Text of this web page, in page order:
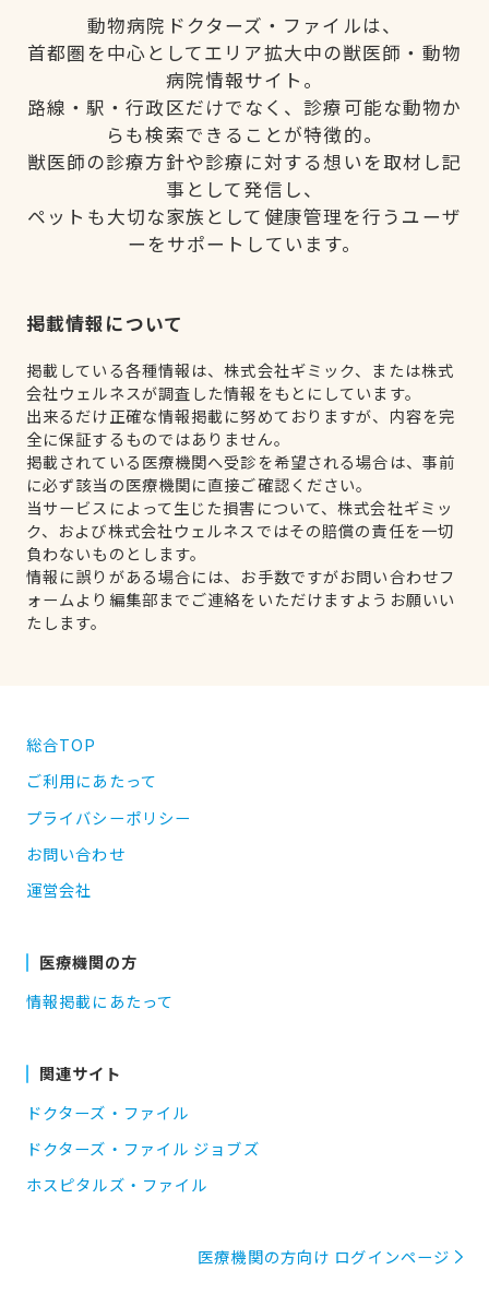
動物病院ドクターズ・ファイルは、
首都圏を中心としてエリア拡大中の獣医師・動物
病院情報サイト。
路線・駅・行政区だけでなく、診療可能な動物か
らも検索できることが特徴的。
獣医師の診療方針や診療に対する想いを取材し記
事として発信し、
ペットも大切な家族として健康管理を行うユーザ
ーをサポートしています。
掲載情報について
掲載している各種情報は、株式会社ギミック、または株式
会社ウェルネスが調査した情報をもとにしています。
出来るだけ正確な情報掲載に努めておりますが、内容を完
全に保証するものではありません。
掲載されている医療機関へ受診を希望される場合は、事前
に必ず該当の医療機関に直接ご確認ください。
当サービスによって生じた損害について、株式会社ギミッ
ク、および株式会社ウェルネスではその賠償の責任を一切
負わないものとします。
情報に誤りがある場合には、お手数ですがお問い合わせフ
ォームより編集部までご連絡をいただけますようお願いい
たします。
総合TOP
ご利用にあたって
プライバシーポリシー
お問い合わせ
運営会社
医療機関の方
情報掲載にあたって
関連サイト
ドクターズ・ファイル
ドクターズ・ファイル ジョブズ
ホスピタルズ・ファイル
医療機関の方向け ログインページ